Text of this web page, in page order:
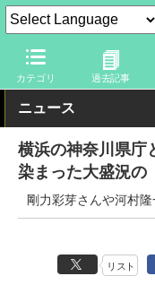
カテゴリ 過去記事
トラベル Watch 旅の情報
ニュース
横浜の神奈川県庁
染まった大盛況の
剛力彩芽さんや河村
リスト